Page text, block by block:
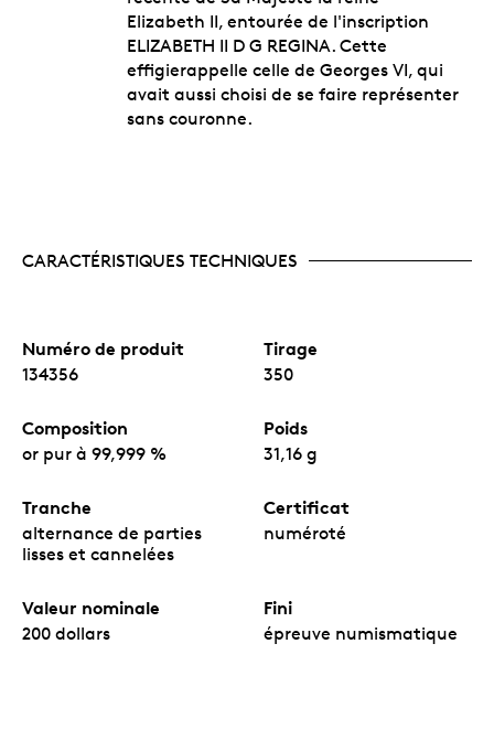
Elizabeth II, entourée de l'inscription
ELIZABETH II D G REGINA. Cette
effigierappelle celle de Georges VI, qui
avait aussi choisi de se faire représenter
sans couronne.
CARACTÉRISTIQUES TECHNIQUES
Numéro de produit
134356
Tirage
350
Composition
or pur à 99,999 %
Poids
31,16 g
Tranche
alternance de parties
lisses et cannelées
Certificat
numéroté
Valeur nominale
200 dollars
Fini
épreuve numismatique